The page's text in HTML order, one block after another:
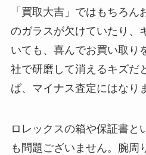
「買取大吉」ではもちろ
のガラスが欠けていたり、
いても、喜んでお買い取り
社で研磨して消えるキズだ
ば、マイナス査定にはなり
ロレックスの箱や保証書と
も問題ございません。腕周